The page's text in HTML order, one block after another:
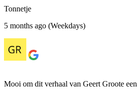
Tonnetje
5 months ago (Weekdays)
Mooi om dit verhaal van Geert Groote